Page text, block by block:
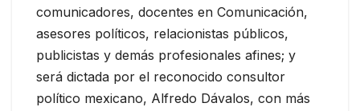
comunicadores, docentes en Comunicación,
asesores políticos, relacionistas públicos,
publicistas y demás profesionales afines; y
será dictada por el reconocido consultor
político mexicano, Alfredo Dávalos, con más